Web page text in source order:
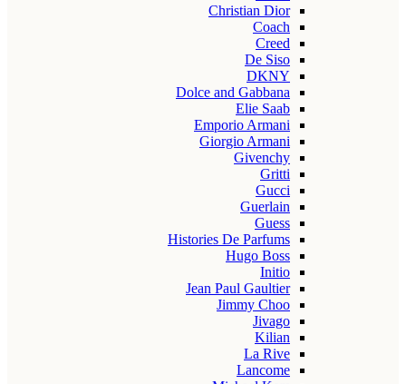
Christian Dior
Coach
Creed
De Siso
DKNY
Dolce and Gabbana
Elie Saab
Emporio Armani
Giorgio Armani
Givenchy
Gritti
Gucci
Guerlain
Guess
Histories De Parfums
Hugo Boss
Initio
Jean Paul Gaultier
Jimmy Choo
Jivago
Kilian
La Rive
Lancome